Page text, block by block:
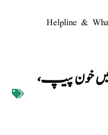
Helpline &
خون پیپ،